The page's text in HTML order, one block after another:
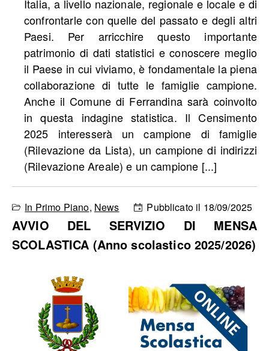
Italia, a livello nazionale, regionale e locale e di
confrontarle con quelle del passato e degli altri
Paesi. Per arricchire questo importante
patrimonio di dati statistici e conoscere meglio
il Paese in cui viviamo, è fondamentale la piena
collaborazione di tutte le famiglie campione.
Anche il Comune di Ferrandina sarà coinvolto
in questa indagine statistica. Il Censimento
2025 interesserà un campione di famiglie
(Rilevazione da Lista), un campione di indirizzi
(Rilevazione Areale) e un campione [...]
In Primo Piano, News Pubblicato il 18/09/2025
AVVIO DEL SERVIZIO DI MENSA
SCOLASTICA (Anno scolastico 2025/2026)